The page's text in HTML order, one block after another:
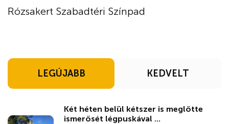
Rózsakert Szabadtéri Színpad
LEGÚJABB KEDVELT
Két héten belül kétszer is meglőtte
ismerősét légpuskával ...